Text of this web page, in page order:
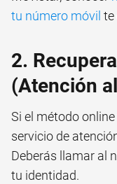
tu número móvil te
2.
(Atención
Si el método
servicio de
Deberás llamar al
tu identidad.